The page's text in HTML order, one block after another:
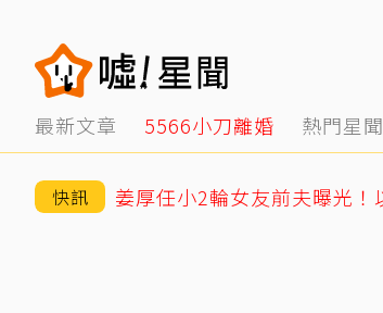
最新文章 5566小刀離婚 熱門星聞
快訊